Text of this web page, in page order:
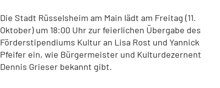
Die Stadt Rüsselsheim am Main lädt am Freitag (11.
Oktober) um 18:00 Uhr zur feierlichen Übergabe des
Förderstipendiums Kultur an Lisa Rost und Yannick
Pfeifer ein, wie Bürgermeister und Kulturdezernent
Dennis Grieser bekannt gibt.